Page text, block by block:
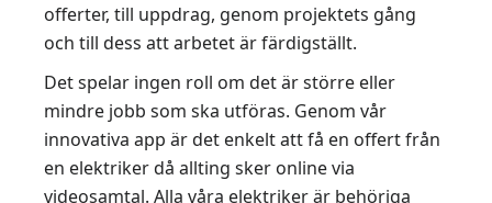
offerter, till uppdrag, genom projektets gång
och till dess att arbetet är färdigställt.
Det spelar ingen roll om det är större eller
mindre jobb som ska utföras. Genom vår
innovativa app är det enkelt att få en offert från
en elektriker då allting sker online via
videosamtal. Alla våra elektriker är behöriga